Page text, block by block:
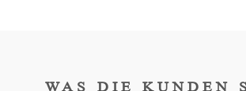
WAS DIE KUNDEN